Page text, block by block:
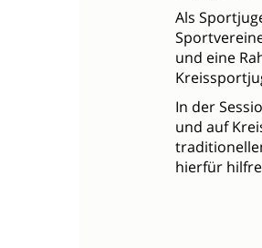
Als
und eine
In der
und auf
hierfür